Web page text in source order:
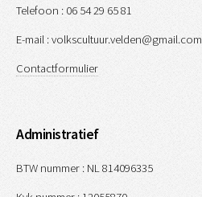
Telefoon : 06 54 29 65 81
E-mail : volkscultuur.velden@gmail.com
Contactformulier
Administratief
BTW nummer : NL 814096335